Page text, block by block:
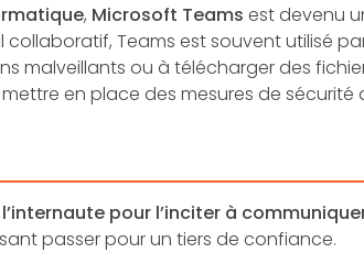
, Microsoft Teams est devenu
Teams est souvent utilisé
malveillants ou à télécharger des
en place des mesures de sécurité
pour l’inciter à
passer pour un tiers de confiance.